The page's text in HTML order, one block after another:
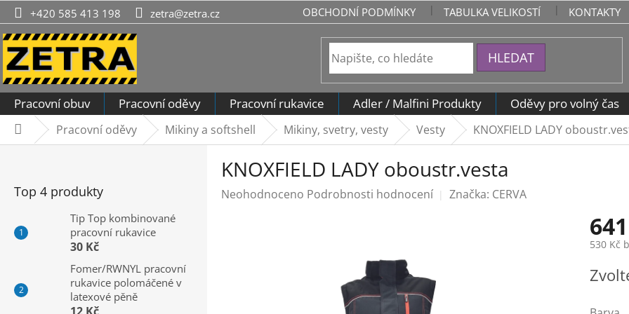
Přejít
na
obsah
+420 585 413 198 zetra@zetra.cz OBCHODNÍ PODMÍNKY TABULKA VELIKOSTÍ KONTAKTY
HLEDAT
Pracovní obuv Pracovní oděvy Pracovní rukavice Adler / Malfini Produkty Oděvy pro volný čas
DomůPracovní oděvy Mikiny a softshell Mikiny, svetry, vesty Vesty KNOXFIELD LADY
Top 4 produkty
Tip Top kombinované
pracovní rukavice
30 Kč
Fomer/RWNYL pracovní
rukavice polomáčené v
latexové pěně
KNOXFIELD LADY oboustr.vesta
Průměrné
Neohodnoceno Podrobnosti hodnocení Značka: CERVA
530 Kč
cena: